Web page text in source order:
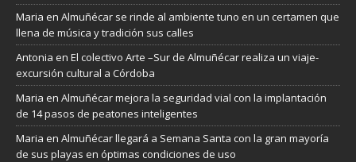
Maria en Almuñécar se rinde al ambiente tuno en un certamen que
llena de música y tradición sus calles
Antonia en El colectivo Arte –Sur de Almuñécar realiza un viaje-
excursión cultural a Córdoba
Maria en Almuñécar mejora la seguridad vial con la implantación
de 14 pasos de peatones inteligentes
Maria en Almuñécar llegará a Semana Santa con la gran mayoría
de sus playas en óptimas condiciones de uso